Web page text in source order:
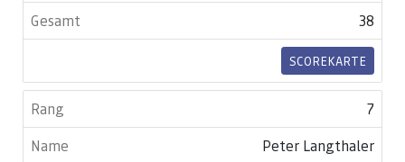
38
SCOREKARTE
7
Peter Langthaler